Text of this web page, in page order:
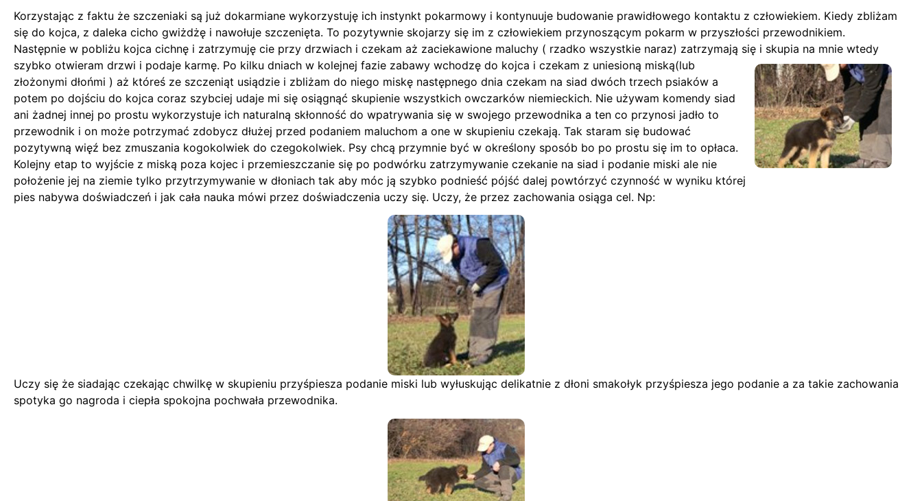
Korzystając z faktu że szczeniaki są już dokarmiane wykorzystuję ich instynkt pokarmowy i kontynuuje budowanie prawidłowego kontaktu z człowiekiem. Kiedy zbliżam
się do kojca, z daleka cicho gwiżdżę i nawołuje szczenięta. To pozytywnie skojarzy się im z człowiekiem przynoszącym pokarm w przyszłości przewodnikiem.
Następnie w pobliżu kojca cichnę i zatrzymuję cie przy drzwiach i czekam aż zaciekawione maluchy ( rzadko wszystkie naraz) zatrzymają się i skupia na mnie wtedy
szybko otwieram drzwi i podaje karmę. Po kilku dniach w kolejnej fazie zabawy wchodzę do kojca i czekam z uniesioną miską(lub
złożonymi dłońmi ) aż któreś ze szczeniąt usiądzie i zbliżam do niego miskę następnego dnia czekam na siad dwóch trzech psiaków a
potem po dojściu do kojca coraz szybciej udaje mi się osiągnąć skupienie wszystkich owczarków niemieckich. Nie używam komendy siad
ani żadnej innej po prostu wykorzystuje ich naturalną skłonność do wpatrywania się w swojego przewodnika a ten co przynosi jadło to
przewodnik i on może potrzymać zdobycz dłużej przed podaniem maluchom a one w skupieniu czekają. Tak staram się budować
pozytywną więź bez zmuszania kogokolwiek do czegokolwiek. Psy chcą przymnie być w określony sposób bo po prostu się im to opłaca.
Kolejny etap to wyjście z miską poza kojec i przemieszczanie się po podwórku zatrzymywanie czekanie na siad i podanie miski ale nie
położenie jej na ziemie tylko przytrzymywanie w dłoniach tak aby móc ją szybko podnieść pójść dalej powtórzyć czynność w wyniku której
pies nabywa doświadczeń i jak cała nauka mówi przez doświadczenia uczy się. Uczy, że przez zachowania osiąga cel. Np:
Uczy się że siadając czekając chwilkę w skupieniu przyśpiesza podanie miski lub wyłuskując delikatnie z dłoni smakołyk przyśpiesza jego podanie a za takie zachowania
spotyka go nagroda i ciepła spokojna pochwała przewodnika.